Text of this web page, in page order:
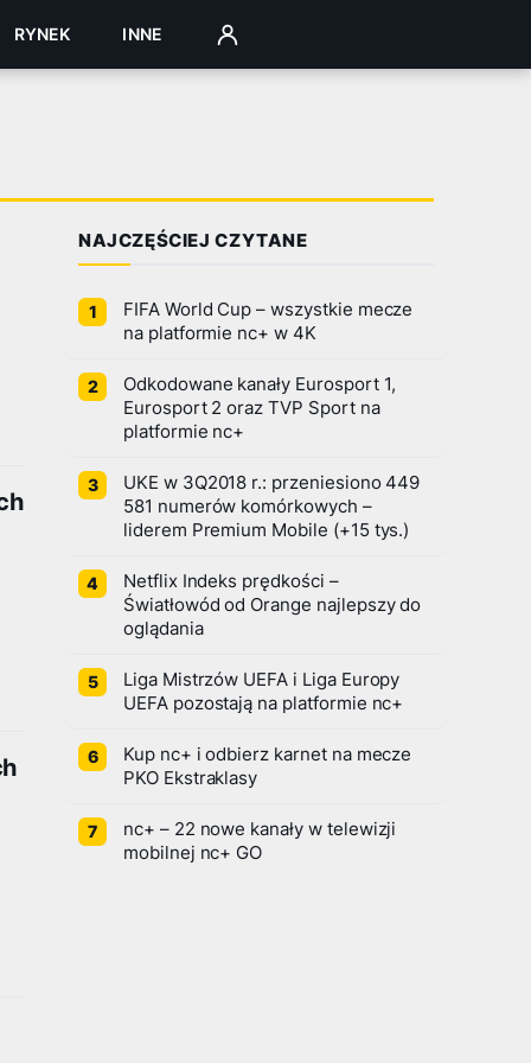
RYNEK INNE ZALOGUJ
NAJCZĘŚCIEJ CZYTANE
FIFA World Cup – wszystkie mecze
na platformie nc+ w 4K
Odkodowane kanały Eurosport 1,
Eurosport 2 oraz TVP Sport na
platformie nc+
UKE w 3Q2018 r.: przeniesiono 449
581 numerów komórkowych –
liderem Premium Mobile (+15 tys.)
Netflix Indeks prędkości –
Światłowód od Orange najlepszy do
oglądania
Liga Mistrzów UEFA i Liga Europy
UEFA pozostają na platformie nc+
Kup nc+ i odbierz karnet na mecze
PKO Ekstraklasy
nc+ – 22 nowe kanały w telewizji
mobilnej nc+ GO